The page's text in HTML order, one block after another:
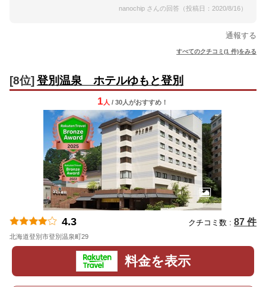
nanochip さんの回答（投稿日：2020/8/16）
通報する
すべてのクチコミ(1 件)をみる
[8位] 登別温泉 ホテルゆもと登別
1 人 / 30人がおすすめ！
4.3 クチコミ数 : 87 件
北海道登別市登別温泉町29
料金を表示